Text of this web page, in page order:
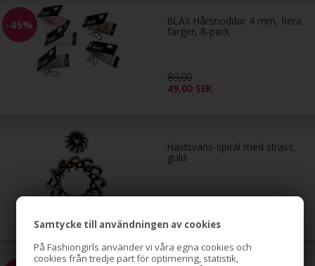
Samtycke till användningen av cookies
På Fashiongirls använder vi våra egna cookies och
cookies från tredje part för optimering, statistik,
-45% BLAX Hårsnoddar 4 mm, flera
färger, 8-pack
89,00
49,00 SEK
Hästsvans-spiral med strass,
guld